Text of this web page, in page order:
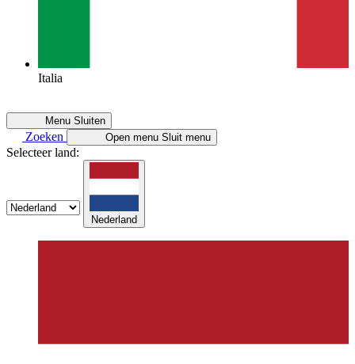
Italia
Menu Sluiten
Zoeken Open menu Sluit menu
Selecteer land:
Nederland